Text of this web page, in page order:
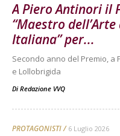
A Piero Antinori il
“Maestro
Italiana” per...
Secondo anno del Premio, a
e Lollobrigida
Di Redazione VVQ
PROTAGONISTI 6 Luglio 2026